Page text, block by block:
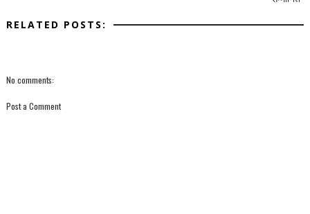
RELATED POSTS:
No comments:
Post a Comment